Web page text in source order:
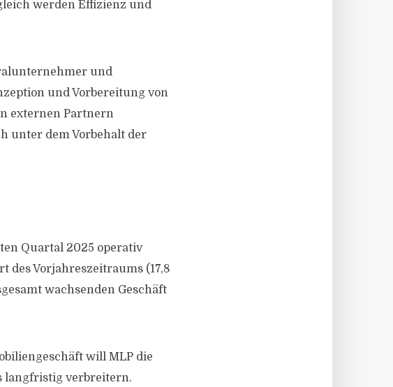
werden Effizienz und
und
und Vorbereitung von
externen Partnern
unter dem Vorbehalt der
Quartal 2025 operativ
des Vorjahreszeitraums (17,8
wachsenden Geschäft
will MLP die
langfristig verbreitern.